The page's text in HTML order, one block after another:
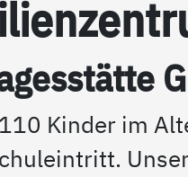
Kinder im
Unser